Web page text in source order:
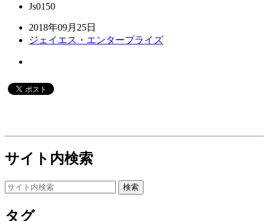
Js0150
2018年09月25日
ジェイエス・エンタープライズ
サイト内検索
タグ